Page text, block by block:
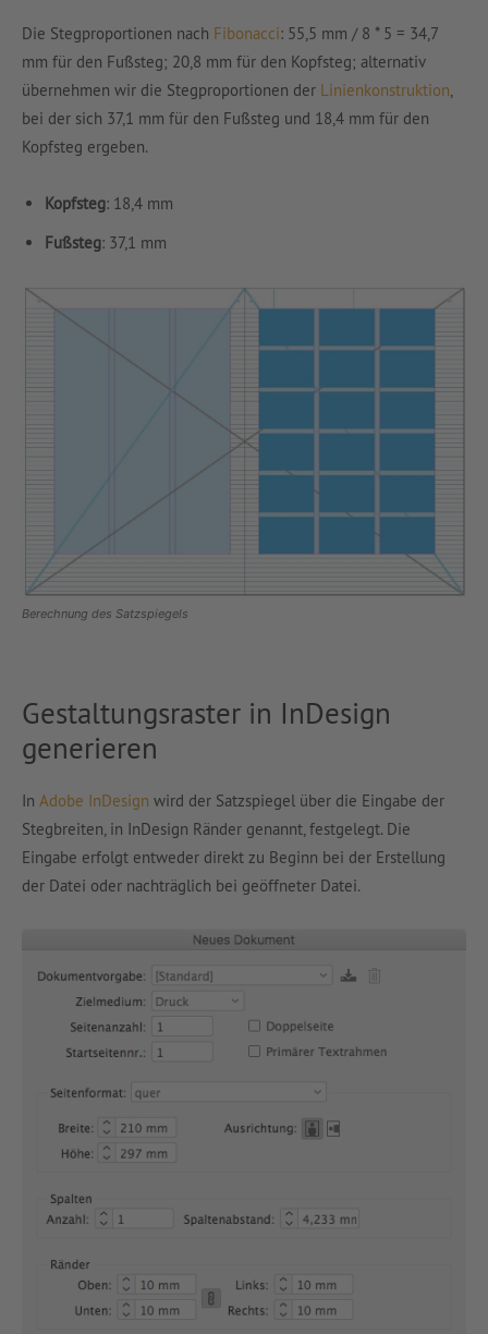
Die Stegproportionen nach Fibonacci: 55,5 mm / 8 * 5 = 34,7
mm für den Fußsteg; 20,8 mm für den Kopfsteg; alternativ
übernehmen wir die Stegproportionen der Linienkonstruktion
bei der sich 37,1 mm für den Fußsteg und 18,4 mm für den
Kopfsteg ergeben.
Kopfsteg: 18,4 mm
Fußsteg: 37,1 mm
Berechnung des Satzspiegels
Gestaltungsraster in InDesign
generieren
In Adobe InDesign wird der Satzspiegel über die Eingabe der
Stegbreiten, in InDesign Ränder genannt, festgelegt. Die
Eingabe erfolgt entweder direkt zu Beginn bei der Erstellung
der Datei oder nachträglich bei geöffneter Datei.